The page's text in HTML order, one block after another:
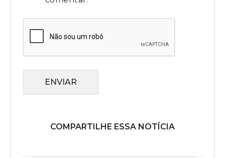
ENVIAR
COMPARTILHE ESSA NOTÍCIA